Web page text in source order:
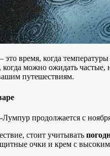
время, когда температуры
можно ожидать
путешествиям.
Лумпур продолжается с
стоит учитывать
очки и крем с